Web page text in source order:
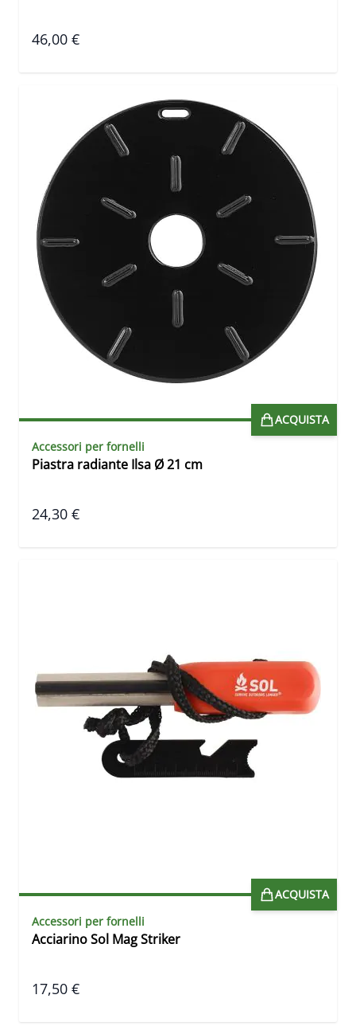
46,00 €
ACQUISTA
Accessori per fornelli
Piastra radiante Ilsa Ø 21 cm
24,30 €
ACQUISTA
Accessori per fornelli
Acciarino Sol Mag Striker
17,50 €